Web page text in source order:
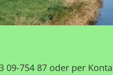
09-754 87 oder per